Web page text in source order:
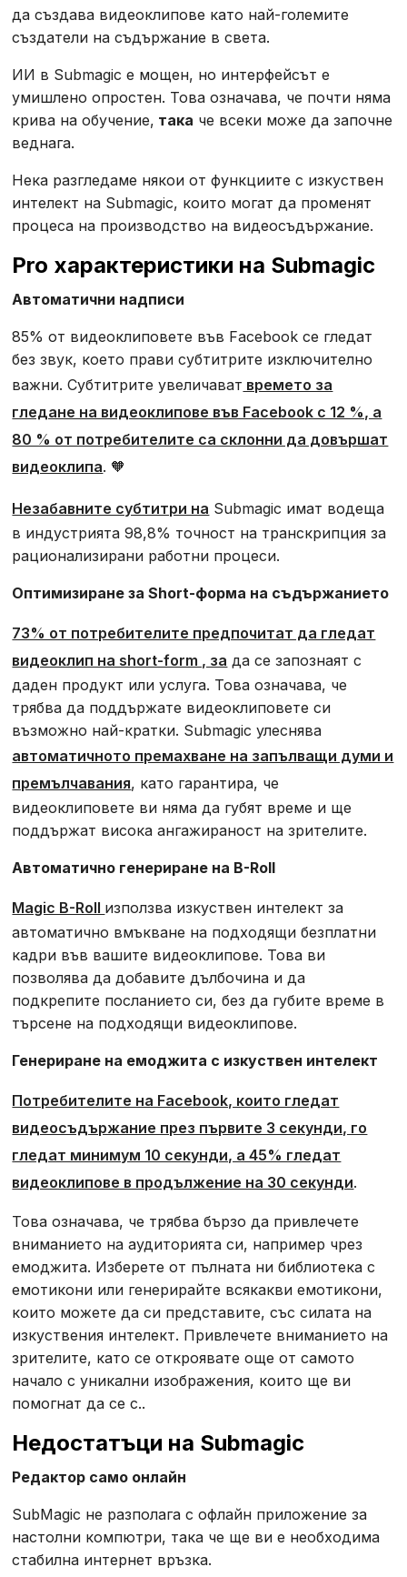
да създава видеоклипове като най-големите
създатели на съдържание в света.
ИИ в Submagic е мощен, но интерфейсът е
умишлено опростен. Това означава, че почти няма
крива на обучение, така че всеки може да започне
веднага.
Нека разгледаме някои от функциите с изкуствен
интелект на Submagic, които могат да променят
процеса на производство на видеосъдържание.
Pro характеристики на Submagic
Автоматични надписи
85% от видеоклиповете във Facebook се гледат
без звук, което прави субтитрите изключително
важни. Субтитрите увеличават времето за
гледане на видеоклипове във Facebook с 12 %, а
80 % от потребителите са склонни да довършат
видеоклипа. 🧡
Незабавните субтитри на Submagic имат водеща
в индустрията 98,8% точност на транскрипция за
рационализирани работни процеси.
Оптимизиране за Short-форма на съдържанието
73% от потребителите предпочитат да гледат
видеоклип на short-form , за да се запознаят с
даден продукт или услуга. Това означава, че
трябва да поддържате видеоклиповете си
възможно най-кратки. Submagic улеснява
автоматичното премахване на запълващи думи и
премълчавания, като гарантира, че
видеоклиповете ви няма да губят време и ще
поддържат висока ангажираност на зрителите.
Автоматично генериране на B-Roll
Magic B-Roll използва изкуствен интелект за
автоматично вмъкване на подходящи безплатни
кадри във вашите видеоклипове. Това ви
позволява да добавите дълбочина и да
подкрепите посланието си, без да губите време в
търсене на подходящи видеоклипове.
Генериране на емоджита с изкуствен интелект
Потребителите на Facebook, които гледат
видеосъдържание през първите 3 секунди, го
гледат минимум 10 секунди, а 45% гледат
видеоклипове в продължение на 30 секунди.
Това означава, че трябва бързо да привлечете
вниманието на аудиторията си, например чрез
емоджита. Изберете от пълната ни библиотека с
емотикони или генерирайте всякакви емотикони,
които можете да си представите, със силата на
изкуствения интелект. Привлечете вниманието на
зрителите, като се откроявате още от самото
начало с уникални изображения, които ще ви
помогнат да се с..
Недостатъци на Submagic
Редактор само онлайн
SubMagic не разполага с офлайн приложение за
настолни компютри, така че ще ви е необходима
стабилна интернет връзка.